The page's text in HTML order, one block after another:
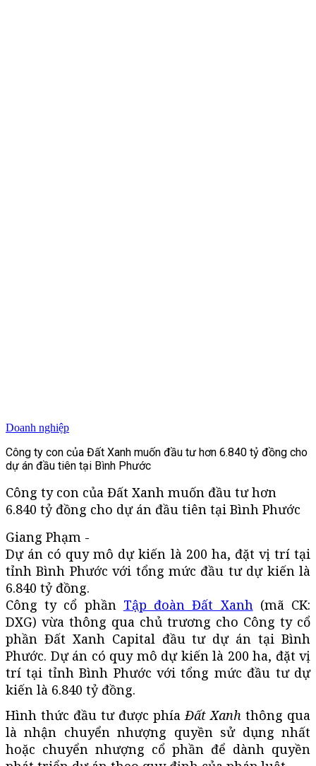
Doanh nghiệp
Công ty con của Đất Xanh muốn đầu tư hơn 6.840 tỷ đồng cho
dự án đầu tiên tại Bình Phước
Công ty con của Đất Xanh muốn đầu tư hơn
6.840 tỷ đồng cho dự án đầu tiên tại Bình Phước
Giang Phạm -
Dự án có quy mô dự kiến là 200 ha, đặt vị trí tại
tỉnh Bình Phước với tổng mức đầu tư dự kiến là
6.840 tỷ đồng.
Công ty cổ phần Tập đoàn Đất Xanh(mã CK:
DXG) vừa thông qua chủ trương cho Công ty cổ
phần Đất Xanh Capital đầu tư dự án tại Bình
Phước. Dự án có quy mô dự kiến là 200 ha, đặt vị
trí tại tỉnh Bình Phước với tổng mức đầu tư dự
kiến là 6.840 tỷ đồng.
Hình thức đầu tư được phíaĐất Xanh thông qua
là nhận chuyển nhượng quyền sử dụng nhất
hoặc chuyển nhượng cổ phần để dành quyền